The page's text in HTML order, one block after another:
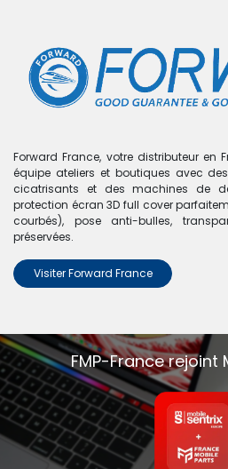
Boutique
Nous n'avons
Aucun produit défini dans la
.
Forward France, votre distributeur en
équipe ateliers et boutiques avec
cicatrisants et des machines de
protection écran 3D full cover
courbés), pose anti-bulles,
préservées.
Visiter Forward France
FMP-France rejoint